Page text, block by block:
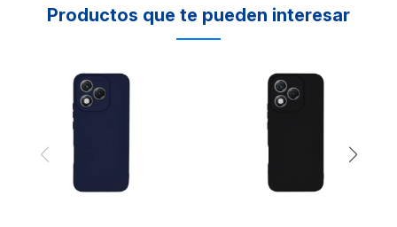
Productos que te pueden interesar